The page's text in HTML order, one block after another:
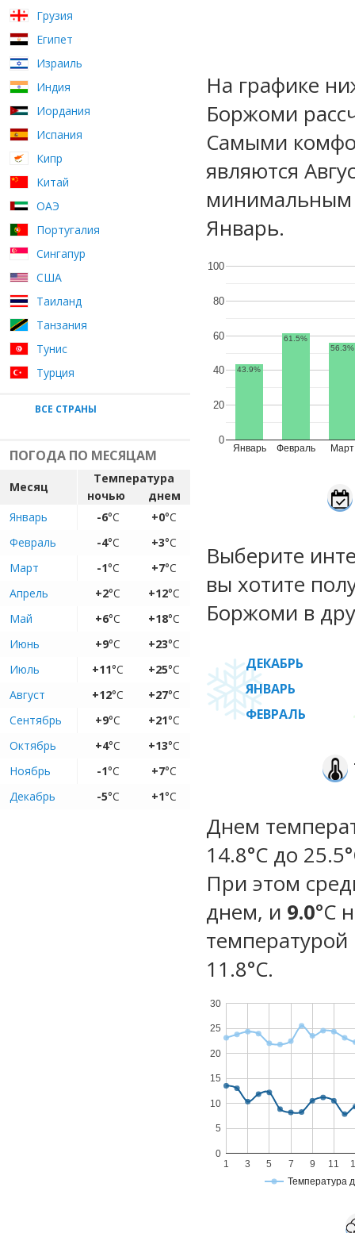
Грузия
Египет
Израиль
Индия
Иордания
Испания
Кипр
Китай
ОАЭ
Португалия
Сингапур
США
Таиланд
Танзания
Тунис
Турция
ВСЕ СТРАНЫ
ПОГОДА ПО МЕСЯЦАМ
Месяц
Температура
ночью
днем
Январь
-6°C +0°C
Февраль
-4°C +3°C
Март
-1°C +7°C
Апрель
+2°C +12°C
Май
+6°C +18°C
Июнь
+9°C +23°C
Июль
+11°C +25°C
Август
+12°C +27°C
Сентябрь
+9°C +21°C
Октябрь
+4°C +13°C
Ноябрь
-1°C +7°C
Декабрь
-5°C +1°C
На графике
Боржоми
Самыми
являются
минимальным
Январь.
Январь Февраль Март
0
20
40
60
80
100
43.9%
61.5%
56.3%
Выберите
вы хотите
Боржоми в
ДЕКАБРЬ
ЯНВАРЬ
ФЕВРАЛЬ
Днем
14.8°C до
При этом
днем, и 9.0°C
температурой
11.8°С.
Температура
1 3 5 7 9 11
0
5
10
15
20
25
30